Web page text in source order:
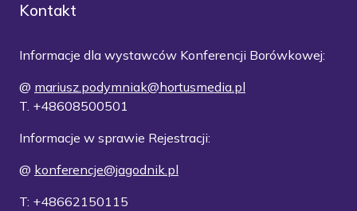
Kontakt
Informacje dla wystawców Konferencji Borówkowej:
@ mariusz.podymniak@hortusmedia.pl
T. +48608500501
Informacje w sprawie Rejestracji:
@ konferencje@jagodnik.pl
T: +48662150115